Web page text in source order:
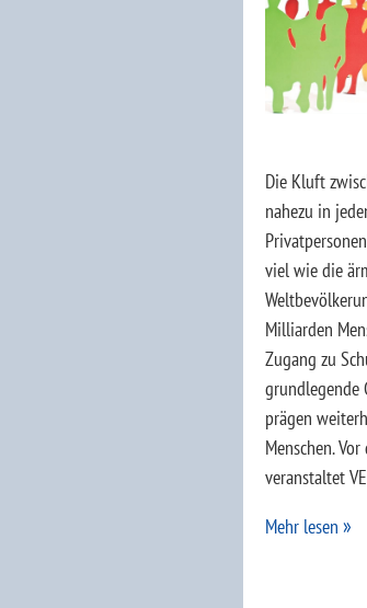
Die Kluft
nahezu in
viel wie die
Milliarden
Zugang zu
grundlegende
prägen
Menschen.
veranstaltet
Mehr lesen